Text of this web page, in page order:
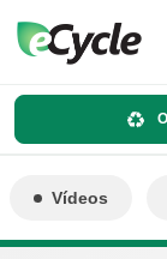
Vídeos